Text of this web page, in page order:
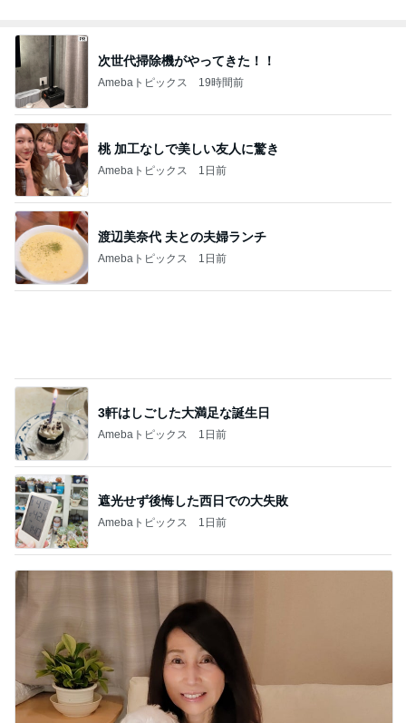
次世代掃除機がやってきた！！
Amebaトピックス 19時間前
桃 加工なしで美しい友人に驚き
Amebaトピックス 1日前
渡辺美奈代 夫との夫婦ランチ
Amebaトピックス 1日前
3軒はしごした大満足な誕生日
Amebaトピックス 1日前
遮光せず後悔した西日での大失敗
Amebaトピックス 1日前